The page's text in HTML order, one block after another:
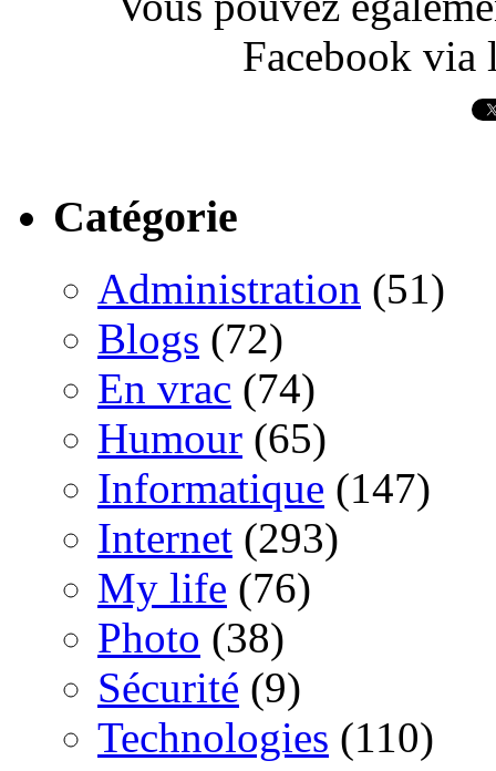
Facebook via
Catégorie
Administration (51)
Blogs (72)
En vrac (74)
Humour (65)
Informatique (147)
Internet (293)
My life (76)
Photo (38)
Sécurité (9)
Technologies (110)